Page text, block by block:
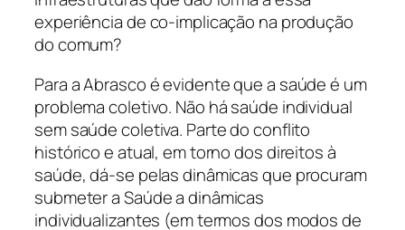
experiência de co-implicação na produção
do comum?
Para a Abrasco é evidente que a saúde é um
problema coletivo. Não há saúde individual
sem saúde coletiva. Parte do conflito
histórico e atual, em torno dos direitos à
saúde, dá-se pelas dinâmicas que procuram
submeter a Saúde a dinâmicas
individualizantes (em termos dos modos de